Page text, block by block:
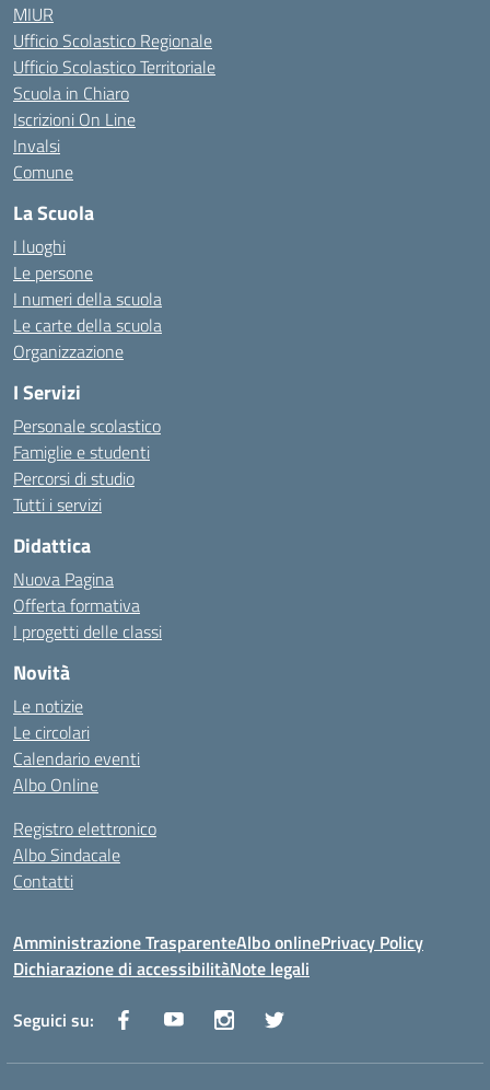
MIUR
Ufficio Scolastico Regionale
Ufficio Scolastico Territoriale
Scuola in Chiaro
Iscrizioni On Line
Invalsi
Comune
La Scuola
I luoghi
Le persone
I numeri della scuola
Le carte della scuola
Organizzazione
I Servizi
Personale scolastico
Famiglie e studenti
Percorsi di studio
Tutti i servizi
Didattica
Nuova Pagina
Offerta formativa
I progetti delle classi
Novità
Le notizie
Le circolari
Calendario eventi
Albo Online
Registro elettronico
Albo Sindacale
Contatti
Amministrazione TrasparenteAlbo onlinePrivacy Policy
Dichiarazione di accessibilitàNote legali
Seguici su: